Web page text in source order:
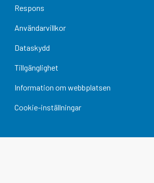
Respons
Användarvillkor
Dataskydd
Tillgänglighet
Information om webbplatsen
Cookie-inställningar